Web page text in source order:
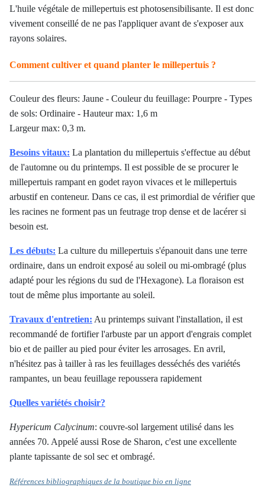
L'huile végétale de millepertuis est photosensibilisante. Il est donc
vivement conseillé de ne pas l'appliquer avant de s'exposer aux
rayons solaires.
Comment cultiver et quand planter le millepertuis ?
Couleur des fleurs: Jaune - Couleur du feuillage: Pourpre - Types
de sols: Ordinaire - Hauteur max: 1,6 m
Largeur max: 0,3 m.
Besoins vitaux: La plantation du millepertuis s'effectue au début
de l'automne ou du printemps. Il est possible de se procurer le
millepertuis rampant en godet rayon vivaces et le millepertuis
arbustif en conteneur. Dans ce cas, il est primordial de vérifier que
les racines ne forment pas un feutrage trop dense et de lacérer si
besoin est.
Les débuts: La culture du millepertuis s'épanouit dans une terre
ordinaire, dans un endroit exposé au soleil ou mi-ombragé (plus
adapté pour les régions du sud de l'Hexagone). La floraison est
tout de même plus importante au soleil.
Travaux d'entretien: Au printemps suivant l'installation, il est
recommandé de fortifier l'arbuste par un apport d'engrais complet
bio et de pailler au pied pour éviter les arrosages. En avril,
n'hésitez pas à tailler à ras les feuillages desséchés des variétés
rampantes, un beau feuillage repoussera rapidement
Quelles variétés choisir?
Hypericum Calycinum: couvre-sol largement utilisé dans les
années 70. Appelé aussi Rose de Sharon, c'est une excellente
plante tapissante de sol sec et ombragé.
Références bibliographiques de la boutique bio en ligne